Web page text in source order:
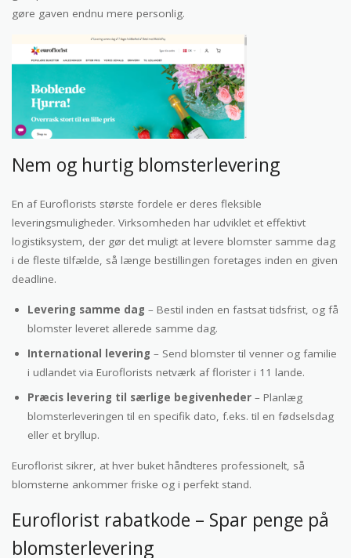
gøre gaven endnu mere personlig.
Nem og hurtig blomsterlevering
En af Euroflorists største fordele er deres fleksible
leveringsmuligheder. Virksomheden har udviklet et effektivt
logistiksystem, der gør det muligt at levere blomster samme dag
i de fleste tilfælde, så længe bestillingen foretages inden en given
deadline.
Levering samme dag – Bestil inden en fastsat tidsfrist, og få
blomster leveret allerede samme dag.
International levering – Send blomster til venner og familie
i udlandet via Euroflorists netværk af florister i 11 lande.
Præcis levering til særlige begivenheder – Planlæg
blomsterleveringen til en specifik dato, f.eks. til en fødselsdag
eller et bryllup.
Euroflorist sikrer, at hver buket håndteres professionelt, så
blomsterne ankommer friske og i perfekt stand.
Euroflorist rabatkode – Spar penge på
blomsterlevering